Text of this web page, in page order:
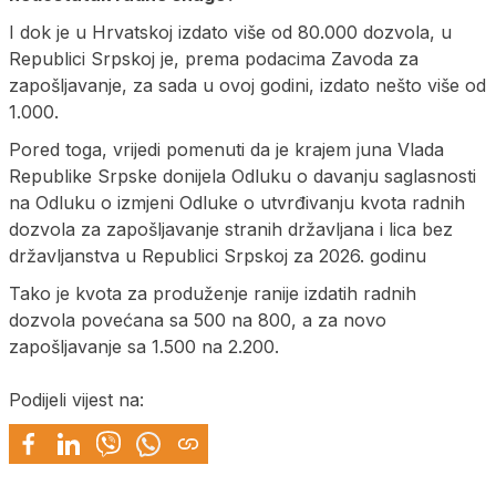
I dok je u Hrvatskoj izdato više od 80.000 dozvola, u
Republici Srpskoj je, prema podacima Zavoda za
zapošljavanje, za sada u ovoj godini, izdato nešto više od
1.000.
Pored toga, vrijedi pomenuti da je krajem juna Vlada
Republike Srpske donijela Odluku o davanju saglasnosti
na Odluku o izmjeni Odluke o utvrđivanju kvota radnih
dozvola za zapošljavanje stranih državljana i lica bez
državljanstva u Republici Srpskoj za 2026. godinu
Tako je kvota za produženje ranije izdatih radnih
dozvola povećana sa 500 na 800, a za novo
zapošljavanje sa 1.500 na 2.200.
Podijeli vijest na: